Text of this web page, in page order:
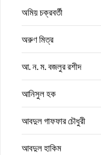
অমিয় চক্রবর্তী
অরুণ মিত্র
আ. ন. ম. বজলুর রশীদ
আনিসুল হক
আবদুল গাফফার চৌধুরী
আবদুল হাকিম